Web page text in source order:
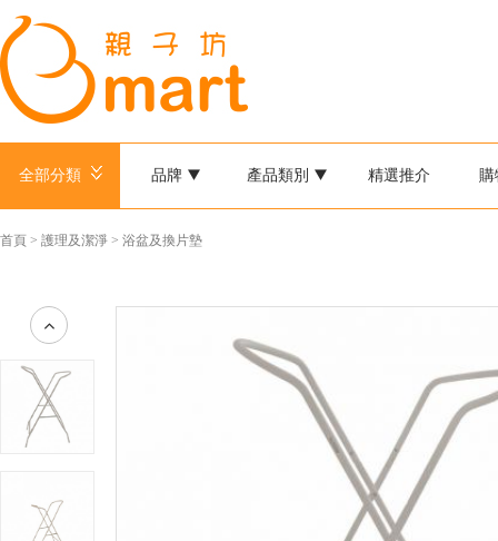
全部分類 品牌 產品類別 精選推介 購
首頁 > 護理及潔淨 > 浴盆及換片墊